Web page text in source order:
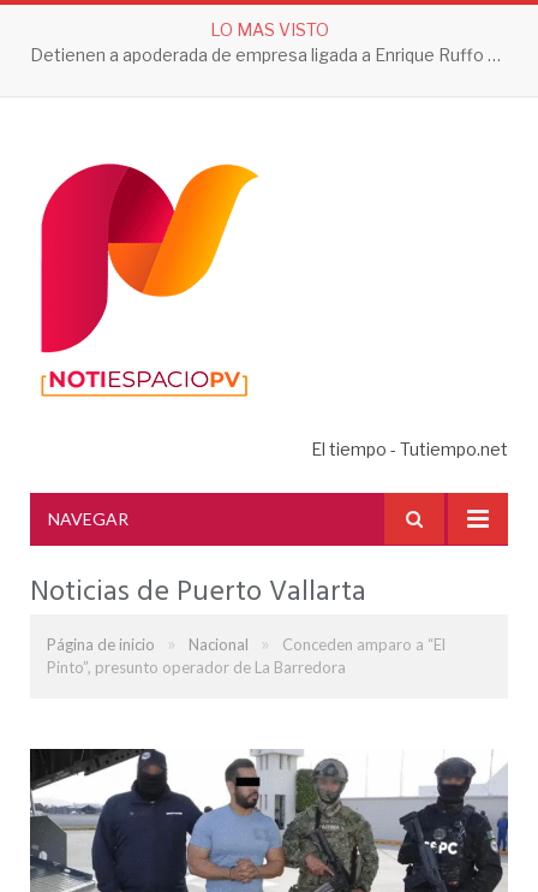
LO MAS VISTO
Detienen a apoderada de empresa ligada a Enrique Ruffo por investigación de Huachicol Fiscal
El tiempo - Tutiempo.net
NAVEGAR
Noticias de Puerto Vallarta
Página de inicio » Nacional »
Conceden amparo a “El
Pinto”, presunto operador de La Barredora